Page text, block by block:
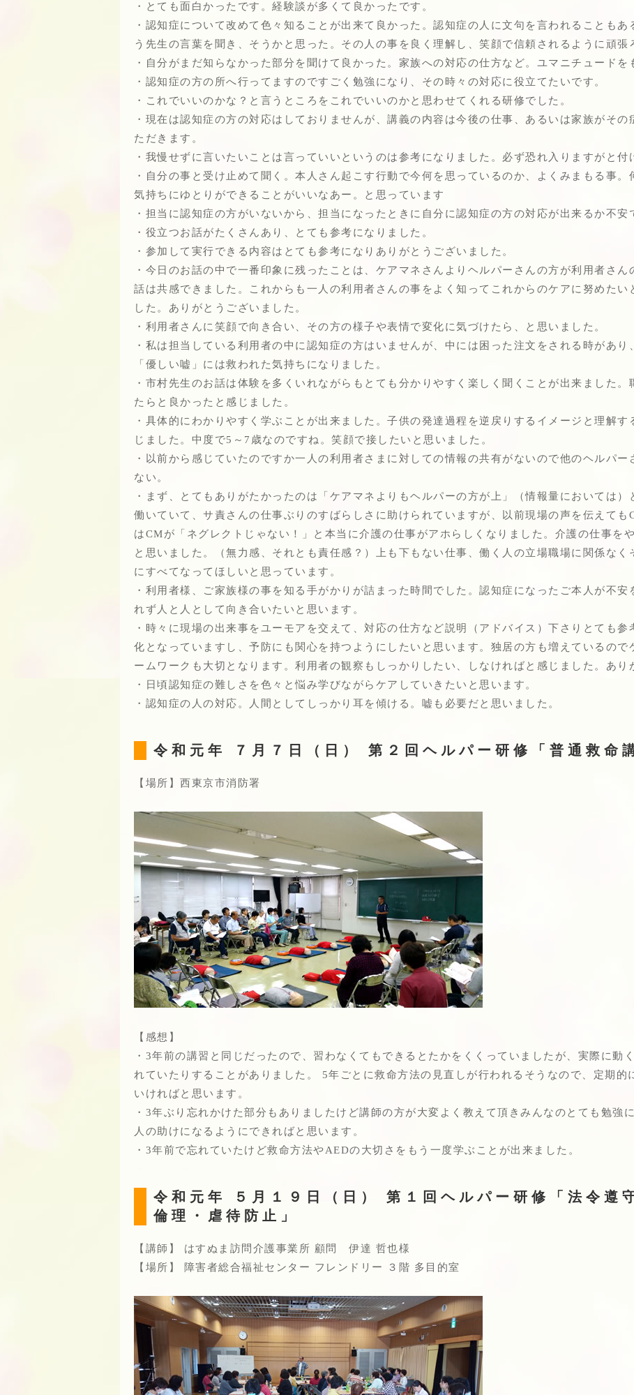
・とても面白かったです。経験談が多くて良かったです。
・認知症について改めて色々知ることが出来て良かった。認知症の人に文句を言われることも
う先生の言葉を聞き、そうかと思った。その人の事を良く理解し、笑顔で信頼されるように頑張
・自分がまだ知らなかった部分を聞けて良かった。家族への対応の仕方など。ユマニチュードを
・認知症の方の所へ行ってますのですごく勉強になり、その時々の対応に役立てたいです。
・これでいいのかな？と言うところをこれでいいのかと思わせてくれる研修でした。
・現在は認知症の方の対応はしておりませんが、講義の内容は今後の仕事、あるいは家族がそ
ただきます。
・我慢せずに言いたいことは言っていいというのは参考になりました。必ず恐れ入りますがと付
・自分の事と受け止めて聞く。本人さん起こす行動で今何を思っているのか、よくみまもる事。
気持ちにゆとりができることがいいなあー。と思っています
・担当に認知症の方がいないから、担当になったときに自分に認知症の方の対応が出来るか不安
・役立つお話がたくさんあり、とても参考になりました。
・参加して実行できる内容はとても参考になりありがとうございました。
・今日のお話の中で一番印象に残ったことは、ケアマネさんよりヘルパーさんの方が利用者さ
話は共感できました。これからも一人の利用者さんの事をよく知ってこれからのケアに努めたい
した。ありがとうございました。
・利用者さんに笑顔で向き合い、その方の様子や表情で変化に気づけたら、と思いました。
・私は担当している利用者の中に認知症の方はいませんが、中には困った注文をされる時があり
「優しい嘘」には救われた気持ちになりました。
・市村先生のお話は体験を多くいれながらもとても分かりやすく楽しく聞くことが出来ました
たらと良かったと感じました。
・具体的にわかりやすく学ぶことが出来ました。子供の発達過程を逆戻りするイメージと理解
じました。中度で5～7歳なのですね。笑顔で接したいと思いました。
・以前から感じていたのですか一人の利用者さまに対しての情報の共有がないので他のヘルパ
ない。
・まず、とてもありがたかったのは「ケアマネよりもヘルパーの方が上」（情報量においては
働いていて、サ責さんの仕事ぶりのすばらしさに助けられていますが、以前現場の声を伝えても
はCMが「ネグレクトじゃない！」と本当に介護の仕事がアホらしくなりました。介護の仕事を
と思いました。（無力感、それとも責任感？）上も下もない仕事、働く人の立場職場に関係な
にすべてなってほしいと思っています。
・利用者様、ご家族様の事を知る手がかりが詰まった時間でした。認知症になったご本人が不
れず人と人として向き合いたいと思います。
・時々に現場の出来事をユーモアを交えて、対応の仕方など説明（アドバイス）下さりとても
化となっていますし、予防にも関心を持つようにしたいと思います。独居の方も増えているので
ームワークも大切となります。利用者の観察もしっかりしたい、しなければと感じました。あり
・日頃認知症の難しさを色々と悩み学びながらケアしていきたいと思います。
・認知症の人の対応。人間としてしっかり耳を傾ける。嘘も必要だと思いました。
令和元年 ７月７日（日） 第２回ヘルパー研修「普通救命
【場所】西東京市消防署
【感想】
・3年前の講習と同じだったので、習わなくてもできるとたかをくくっていましたが、実際に動
れていたりすることがありました。 5年ごとに救命方法の見直しが行われるそうなので、定期的
いければと思います。
・3年ぶり忘れかけた部分もありましたけど講師の方が大変よく教えて頂きみんなのとても勉強
人の助けになるようにできればと思います。
・3年前で忘れていたけど救命方法やAEDの大切さをもう一度学ぶことが出来ました。
令和元年 ５月１９日（日） 第１回ヘルパー研修「法令遵
倫理・虐待防止」
【講師】 はすぬま訪問介護事業所 顧問 伊達 哲也様
【場所】 障害者総合福祉センター フレンドリー ３階 多目的室